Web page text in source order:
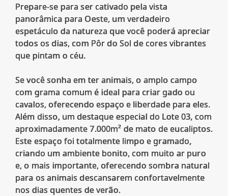
Prepare-se para ser cativado pela vista
panorâmica para Oeste, um verdadeiro
espetáculo da natureza que você poderá apreciar
todos os dias, com Pôr do Sol de cores vibrantes
que pintam o céu.
Se você sonha em ter animais, o amplo campo
com grama comum é ideal para criar gado ou
cavalos, oferecendo espaço e liberdade para eles.
Além disso, um destaque especial do Lote 03, com
aproximadamente 7.000m² de mato de eucaliptos.
Este espaço foi totalmente limpo e gramado,
criando um ambiente bonito, com muito ar puro
e, o mais importante, oferecendo sombra natural
para os animais descansarem confortavelmente
nos dias quentes de verão.